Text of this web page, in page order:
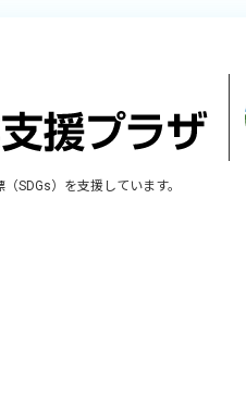
SDGs）を支援しています。